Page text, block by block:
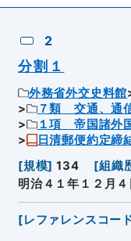
2
分割１
外務省外交史料館
７類 交通、通
１項 帝国諸外
日清郵便約定
[規模] 134 [組織
明治４１年１２月
[レファレンスコー